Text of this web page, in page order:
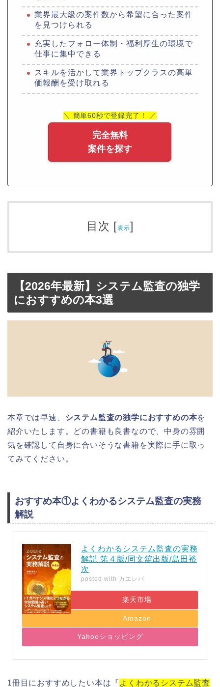
業界最大級の案件数から希望に合った案件
を見つけられる
充実したフォロー体制・福利厚生の環境で
仕事に集中できる
スキルを活かして業界トップクラスの高単
価報酬を受け取れる
＼ 簡単60秒で登録完了！ ／
完全無料
案件を探す
目次 [表示]
【2026年最新】システム監査の独学
におすすめの本3選
本章では早速、 システム監査の独学におすすめの本を
紹介いたします。どの書籍も良書なので、中身の雰囲
気を確認して自身に合いそうな書籍を実際に手に取っ
てみてください。
おすすめ本①よくわかるシステム監査の実務
解説
よくわかるシステム監査の実務
解説 第４版/同文舘出版/島田裕
次
posted with カエレバ
楽天市場
Amazon
Yahooショッピング
1冊目におすすめしたい本は『 よくわかるシステム監査